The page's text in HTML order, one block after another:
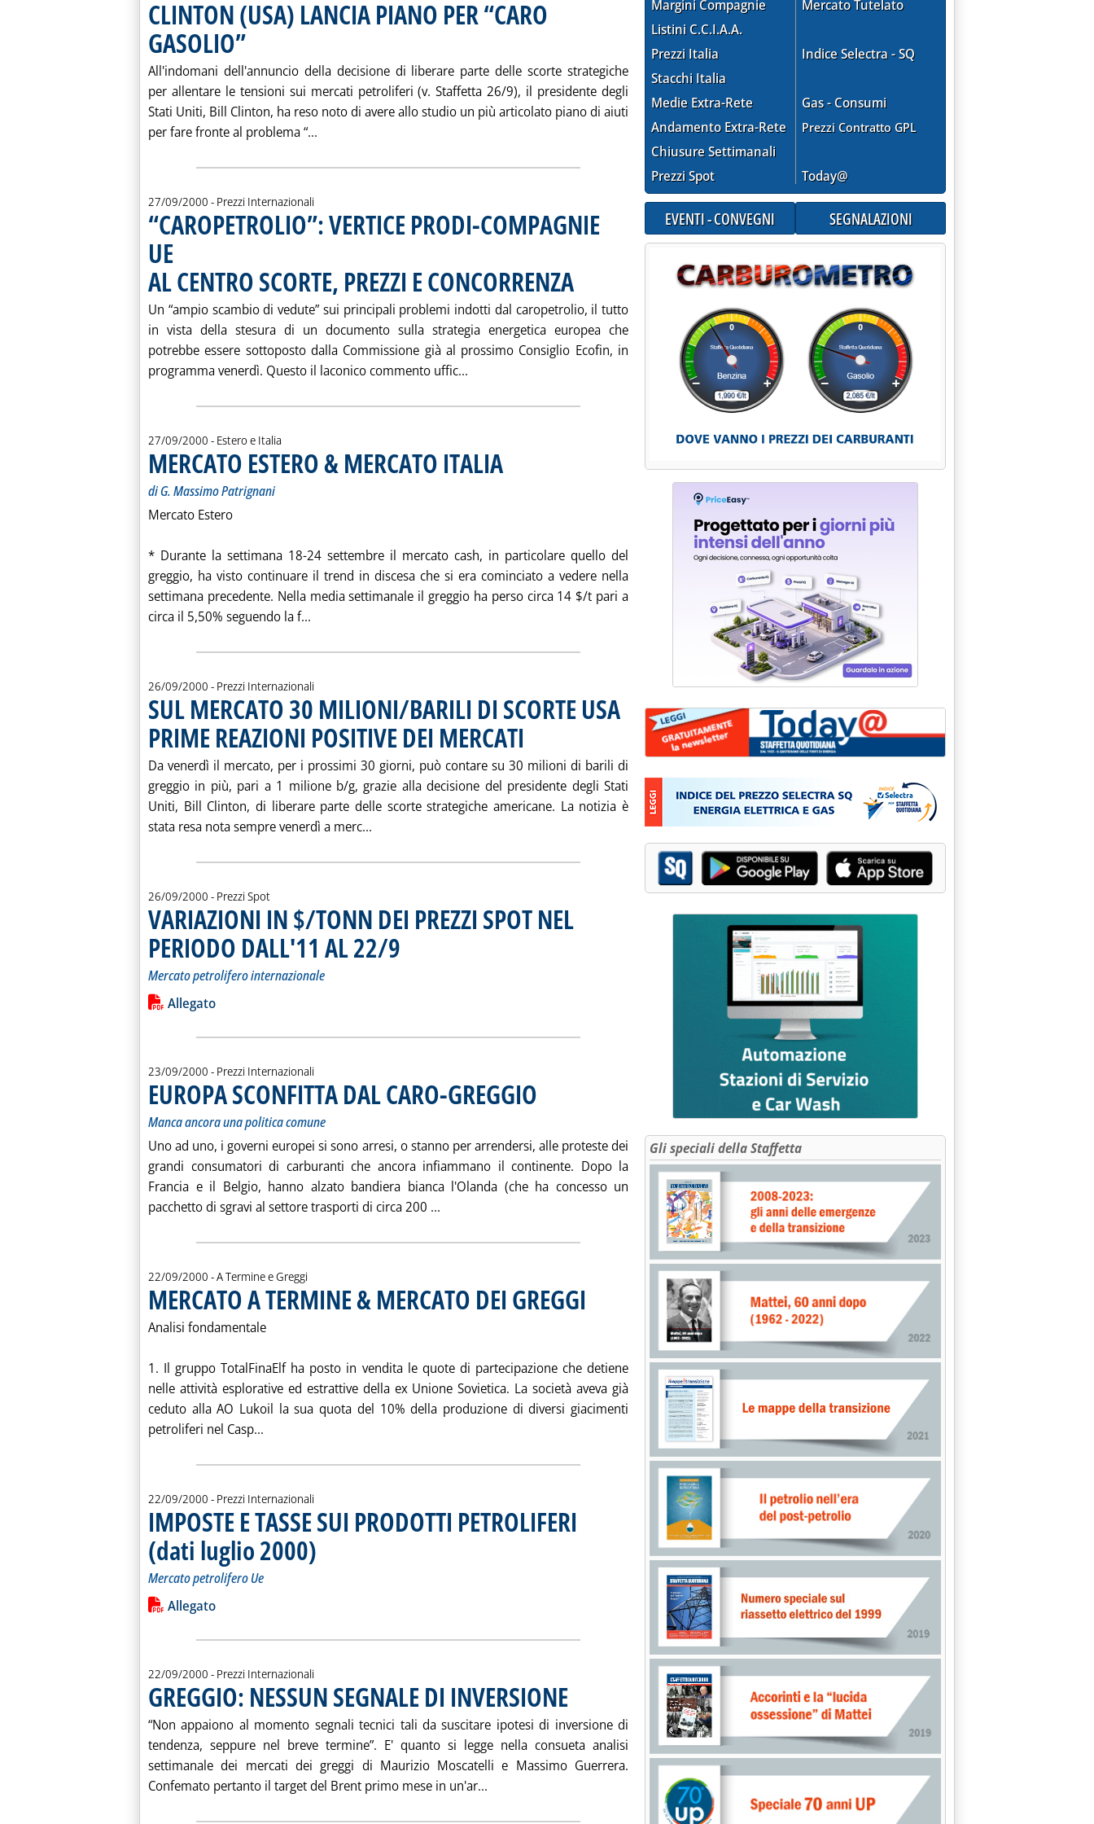
CLINTON (USA) LANCIA PIANO PER “CARO
GASOLIO”. Pubblicata mercoledì 27 settembre 2000 alle 9.59.
All'indomani dell'annuncio della decisione di liberare parte delle scorte strategiche
per allentare le tensioni sui mercati petroliferi (v. Staffetta 26/9), il presidente degli
Stati Uniti, Bill Clinton, ha reso noto di avere allo studio un più articolato piano di aiuti
per fare fronte al problema “... Leggi tutta la notizia: 'CLINTON (USA) LANCIA PIANO PER “CARO GASOLIO”'
27/09/2000 - Prezzi Internazionali
“CAROPETROLIO”: VERTICE PRODI-COMPAGNIE
UE
AL CENTRO SCORTE, PREZZI E CONCORRENZA . Pubblicata mercoledì 27 settembre 2000 alle 9.53.
Un “ampio scambio di vedute” sui principali problemi indotti dal caropetrolio, il tutto
in vista della stesura di un documento sulla strategia energetica europea che
potrebbe essere sottoposto dalla Commissione già al prossimo Consiglio Ecofin, in
programma venerdì. Questo il laconico commento uffic... Leggi tutta la notizia: '“CAROPETROLIO”: VERTICE PRODI-COMPAGNIE UE . AL CENTRO SCORTE, PREZZI E
27/09/2000 - Estero e Italia
MERCATO ESTERO & MERCATO ITALIA
di G. Massimo Patrignani
Mercato Estero
* Durante la settimana 18-24 settembre il mercato cash, in particolare quello del
greggio, ha visto continuare il trend in discesa che si era cominciato a vedere nella
settimana precedente. Nella media settimanale il greggio ha perso circa 14 $/t pari a
circa il 5,50% seguendo la f...
26/09/2000 - Prezzi Internazionali
SUL MERCATO 30 MILIONI/BARILI DI SCORTE USA
PRIME REAZIONI POSITIVE DEI MERCATI . Pubblicata martedì 26 settembre 2000 alle 16.24.
Da venerdì il mercato, per i prossimi 30 giorni, può contare su 30 milioni di barili di
greggio in più, pari a 1 milione b/g, grazie alla decisione del presidente degli Stati
Uniti, Bill Clinton, di liberare parte delle scorte strategiche americane. La notizia è
stata resa nota sempre venerdì a merc... Leggi tutta la notizia: 'SUL MERCATO 30 MILIONI/BARILI DI SCORTE USA . PRIME REAZIONI POSITIVE DEI MERCATI'
26/09/2000 - Prezzi Spot
VARIAZIONI IN $/TONN DEI PREZZI SPOT NEL
PERIODO DALL'11 AL 22/9
Mercato petrolifero internazionale
Leggi tutta la notizia: 'VARIAZIONI IN $/TONN DEI PREZZI SPOT NEL PERIODO DALL'11 AL 22/9'
Lista allegati PDF alla notizia
Allegato
23/09/2000 - Prezzi Internazionali
EUROPA SCONFITTA DAL CARO-GREGGIO . Sottotitolo: Manca ancora una politica comune
. Pubblicata sabato 23 settembre 2000 alle 12.36.
Manca ancora una politica comune
Uno ad uno, i governi europei si sono arresi, o stanno per arrendersi, alle proteste dei
grandi consumatori di carburanti che ancora infiammano il continente. Dopo la
Francia e il Belgio, hanno alzato bandiera bianca l'Olanda (che ha concesso un
pacchetto di sgravi al settore trasporti di circa 200 ... Leggi tutta la notizia: 'EUROPA SCONFITTA DAL CARO-GREGGIO'
22/09/2000 - A Termine e Greggi
MERCATO A TERMINE & MERCATO DEI GREGGI . Pubblicata venerdì 22 settembre 2000 alle 11.51.
Analisi fondamentale
1. Il gruppo TotalFinaElf ha posto in vendita le quote di partecipazione che detiene
nelle attività esplorative ed estrattive della ex Unione Sovietica. La società aveva già
ceduto alla AO Lukoil la sua quota del 10% della produzione di diversi giacimenti
petroliferi nel Casp...
22/09/2000 - Prezzi Internazionali
IMPOSTE E TASSE SUI PRODOTTI PETROLIFERI
(dati luglio 2000)
Mercato petrolifero Ue
Leggi tutta la notizia: 'IMPOSTE E TASSE SUI PRODOTTI PETROLIFERI (dati luglio 2000)'
Lista allegati PDF alla notizia
Allegato
22/09/2000 - Prezzi Internazionali
GREGGIO: NESSUN SEGNALE DI INVERSIONE . Pubblicata venerdì 22 settembre 2000 alle 9.55.
“Non appaiono al momento segnali tecnici tali da suscitare ipotesi di inversione di
tendenza, seppure nel breve termine”. E' quanto si legge nella consueta analisi
settimanale dei mercati dei greggi di Maurizio Moscatelli e Massimo Guerrera.
Confemato pertanto il target del Brent primo mese in un'ar... Leggi tutta la notizia: 'GREGGIO: NESSUN SEGNALE DI INVERSIONE'
Margini Compagnie
Listini C.C.I.A.A.
Prezzi Italia
Stacchi Italia
Medie Extra-Rete
Andamento Extra-Rete
Chiusure Settimanali
Prezzi Spot
Mercato Tutelato
Indice Selectra - SQ
Gas - Consumi
Prezzi Contratto GPL
Today@
EVENTI - CONVEGNI SEGNALAZIONI
Gli speciali della Staffetta